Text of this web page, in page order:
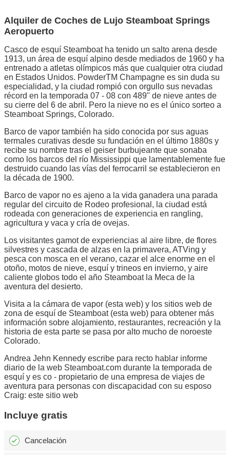
Alquiler de Coches de Lujo Steamboat Springs
Aeropuerto
Casco de esquí Steamboat ha tenido un salto arena desde
1913, un área de esquí alpino desde mediados de 1960 y ha
entrenado a atletas olímpicos más que cualquier otra ciudad
en Estados Unidos. PowderTM Champagne es sin duda su
especialidad, y la ciudad rompió con orgullo sus nevadas
récord en la temporada 07 - 08 con 489" de nieve antes de
su cierre del 6 de abril. Pero la nieve no es el único sorteo a
Steamboat Springs, Colorado.
Barco de vapor también ha sido conocida por sus aguas
termales curativas desde su fundación en el último 1880s y
recibe su nombre tras el geiser burbujeante que sonaba
como los barcos del río Mississippi que lamentablemente fue
destruido cuando las vías del ferrocarril se establecieron en
la década de 1900.
Barco de vapor no es ajeno a la vida ganadera una parada
regular del circuito de Rodeo profesional, la ciudad está
rodeada con generaciones de experiencia en rangling,
agricultura y vaca y cría de ovejas.
Los visitantes gamot de experiencias al aire libre, de flores
silvestres y cascada de alzas en la primavera, ATVing y
pesca con mosca en el verano, cazar el alce enorme en el
otoño, motos de nieve, esquí y trineos en invierno, y aire
caliente globos todo el año Steamboat la Meca de la
aventura del desierto.
Visita a la cámara de vapor (esta web) y los sitios web de
zona de esquí de Steamboat (esta web) para obtener más
información sobre alojamiento, restaurantes, recreación y la
historia de esta parte se pasa por alto mucho de noroeste
Colorado.
Andrea Jehn Kennedy escribe para recto hablar informe
diario de la web Steamboat.com durante la temporada de
esquí y es co - propietario de una empresa de viajes de
aventura para personas con discapacidad con su esposo
Craig: este sitio web
Incluye gratis
Cancelación